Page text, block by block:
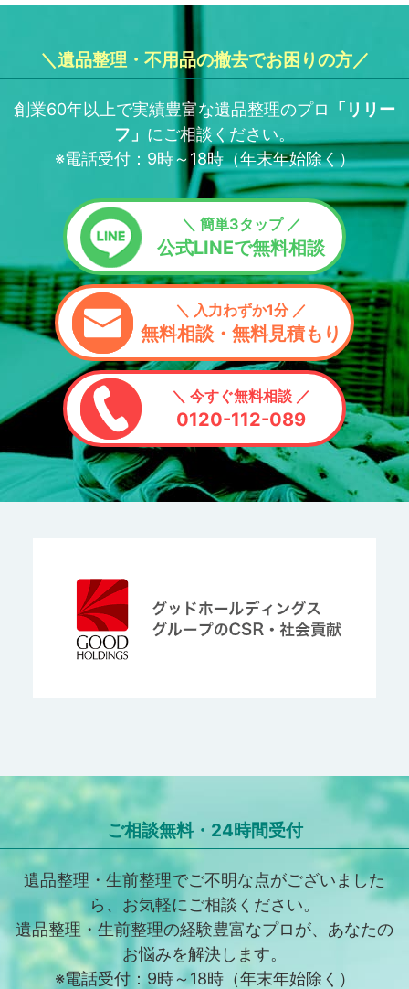
＼遺品整理・不用品の撤去でお困りの方／
創業60年以上で実績豊富な遺品整理のプロ 「 リリー
フ 」 にご相談ください。
※電話受付：9時～18時（年末年始除く）
＼ 簡単3タップ ／
公式LINEで無料相談
＼ 入力わずか1分 ／
無料相談・無料見積もり
＼ 今すぐ無料相談 ／
0120-112-089
ご相談無料・24時間受付
遺品整理・生前整理でご不明な点がございました
ら、お気軽にご相談ください。
遺品整理・生前整理の経験豊富なプロが、あなたの
お悩みを解決します。
※電話受付：9時～18時（年末年始除く）